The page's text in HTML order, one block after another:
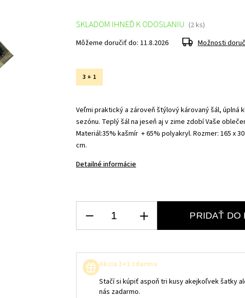
3 + 1
Veľmi praktický a zároveň štýlový károvaný šál, úplná
sezónu. Teplý šál na jeseň aj v zime zdobí Vaše
Materiál:35% kašmír + 65% polyakryl. Rozmer: 165 x
cm.
Detailné informácie
SKLADOM IHNEĎ K ODOSLANIU (2 ks)
Môžeme doručiť do: 11.8.2026 Možnosti
PRIDAŤ DO
Akcia 3+1 zdarma
Stačí si kúpiť aspoň tri kusy akejkoľvek šatky
nás zadarmo.